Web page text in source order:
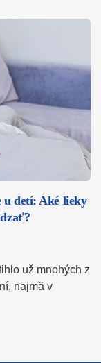
u detí: Aké lieky
už mnohých z
najmä v